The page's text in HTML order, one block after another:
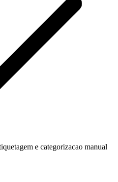
e categorizacao manual